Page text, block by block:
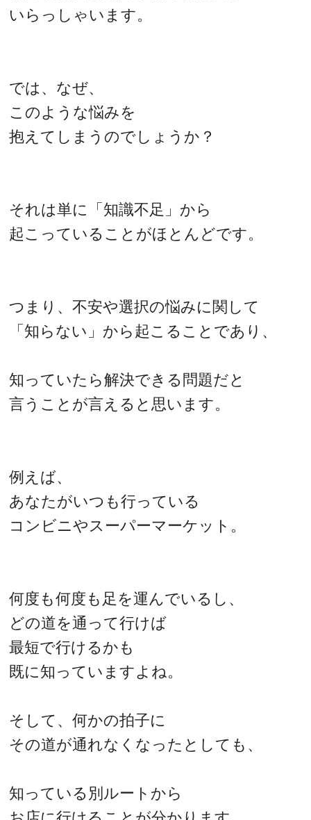
いらっしゃいます。
では、なぜ、
このような悩みを
抱えてしまうのでしょうか？
それは単に「知識不足」から
起こっていることがほとんどです。
つまり、不安や選択の悩みに関して
「知らない」から起こることであり、
知っていたら解決できる問題だと
言うことが言えると思います。
例えば、
あなたがいつも行っている
コンビニやスーパーマーケット。
何度も何度も足を運んでいるし、
どの道を通って行けば
最短で行けるかも
既に知っていますよね。
そして、何かの拍子に
その道が通れなくなったとしても、
知っている別ルートから